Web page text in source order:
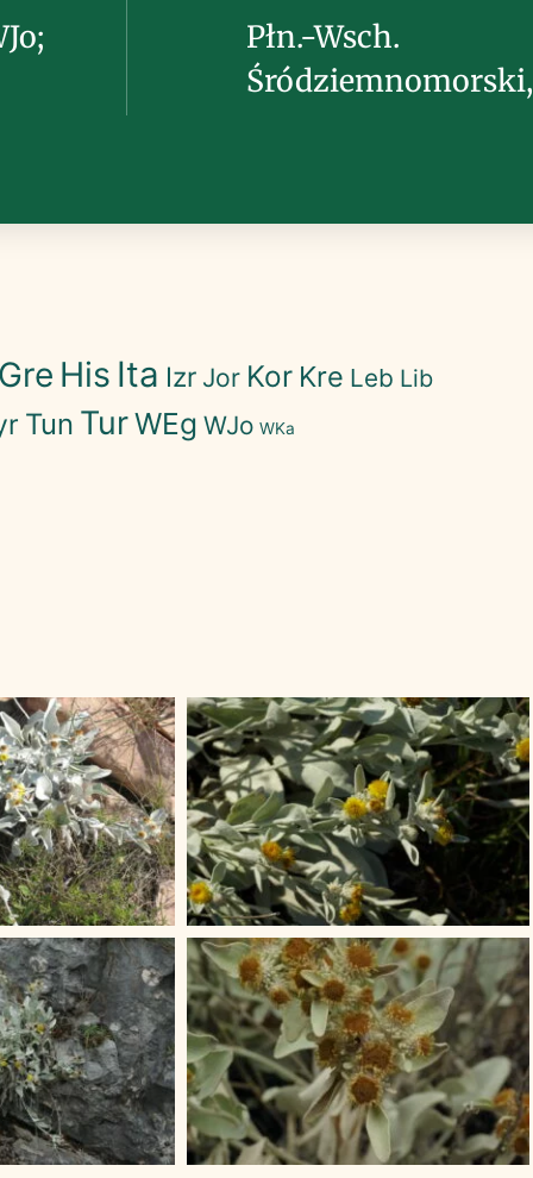
Płn.-Wsch.
His Ita Izr Jor Kor Kre Leb Lib
Tun TurWEg WJo WKa